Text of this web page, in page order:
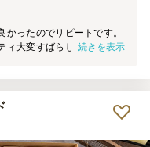
ったのでリピートです。
ィ大変すばらしいです。
続きを表示